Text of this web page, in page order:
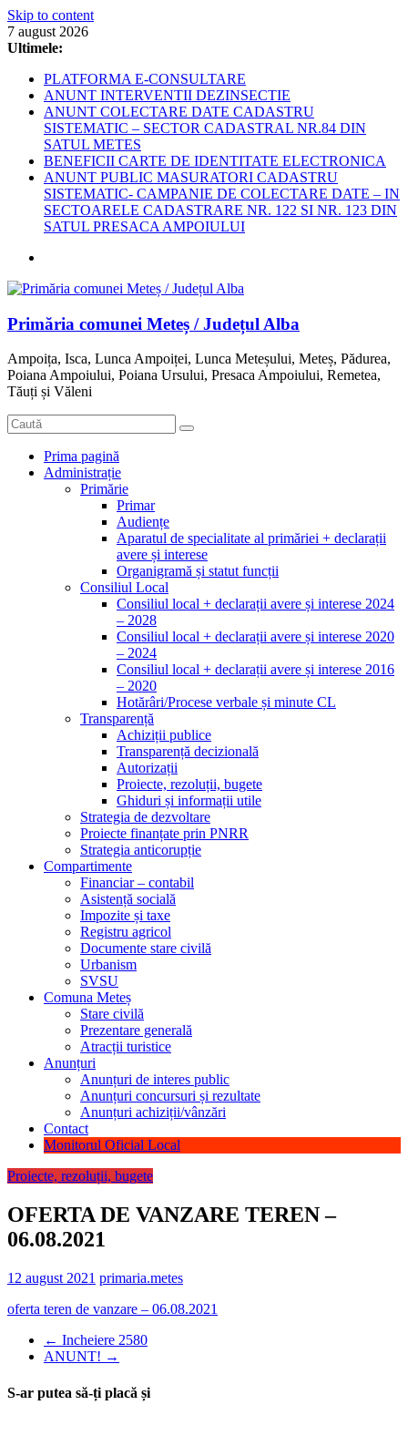
Skip to content
7 august 2026
Ultimele:
PLATFORMA E-CONSULTARE
ANUNT INTERVENTII DEZINSECTIE
ANUNT COLECTARE DATE CADASTRU
SISTEMATIC – SECTOR CADASTRAL NR.84 DIN
SATUL METES
BENEFICII CARTE DE IDENTITATE ELECTRONICA
ANUNT PUBLIC MASURATORI CADASTRU
SISTEMATIC- CAMPANIE DE COLECTARE DATE – IN
SECTOARELE CADASTRARE NR. 122 SI NR. 123 DIN
SATUL PRESACA AMPOIULUI
Primăria comunei Meteș / Județul Alba
Ampoița, Isca, Lunca Ampoiței, Lunca Meteșului, Meteș, Pădurea,
Poiana Ampoiului, Poiana Ursului, Presaca Ampoiului, Remetea,
Tăuți și Văleni
Prima pagină
Administrație
Primărie
Primar
Audiențe
Aparatul de specialitate al primăriei + declarații
avere și interese
Organigramă și statut funcții
Consiliul Local
Consiliul local + declarații avere și interese 2024
– 2028
Consiliul local + declarații avere și interese 2020
– 2024
Consiliul local + declarații avere și interese 2016
– 2020
Hotărâri/Procese verbale și minute CL
Transparență
Achiziții publice
Transparență decizională
Autorizații
Proiecte, rezoluții, bugete
Ghiduri și informații utile
Strategia de dezvoltare
Proiecte finanțate prin PNRR
Strategia anticorupție
Compartimente
Financiar – contabil
Asistență socială
Impozite și taxe
Registru agricol
Documente stare civilă
Urbanism
SVSU
Comuna Meteș
Stare civilă
Prezentare generală
Atracții turistice
Anunțuri
Anunțuri de interes public
Anunțuri concursuri și rezultate
Anunțuri achiziții/vânzări
Contact
Monitorul Oficial Local
Proiecte, rezoluții, bugete
OFERTA DE VANZARE TEREN –
06.08.2021
12 august 2021 primaria.metes
oferta teren de vanzare – 06.08.2021
← Incheiere 2580
ANUNT! →
S-ar putea să-ți placă și